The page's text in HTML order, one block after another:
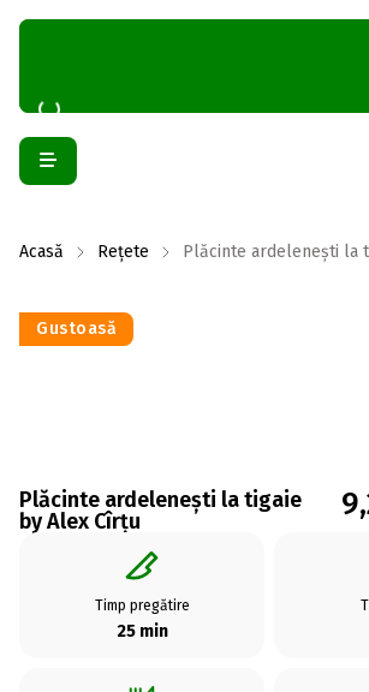
Acasă Rețete Plăcinte ardelenești la
Gustoasă
Plăcinte ardelenești la tigaie
by Alex Cîrțu
Timp pregătire
25 min